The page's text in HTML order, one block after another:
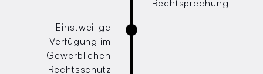
Rechtsprechung
Einstweilige
Verfügung im
Gewerblichen
Rechtsschutz